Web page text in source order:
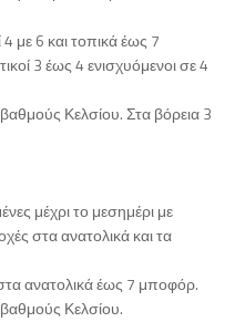
4 με 6 και τοπικά έως 7
3 έως 4 ενισχυόμενοι σε 4
Κελσίου. Στα βόρεια 3
μέχρι το μεσημέρι με
στα ανατολικά και τα
ανατολικά έως 7 μποφόρ.
Κελσίου.